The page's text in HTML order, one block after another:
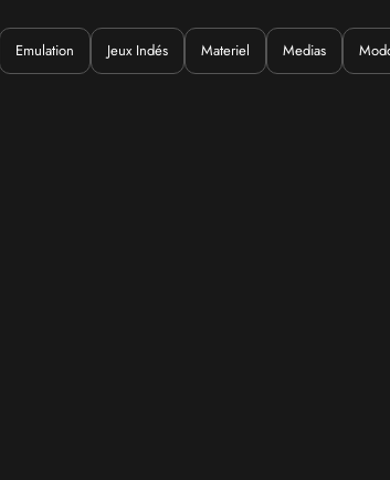
Quoi ?
Emulation Jeux Indés Materiel Medias